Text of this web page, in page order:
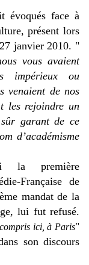
évoqués face à
présent lors
janvier 2010. "
vous avaient
impérieux ou
venaient de nos
les rejoindre un
garant de ce
d’académisme
la première
Française de
mandat de la
lui fut refusé.
ici, à Paris"
son discours